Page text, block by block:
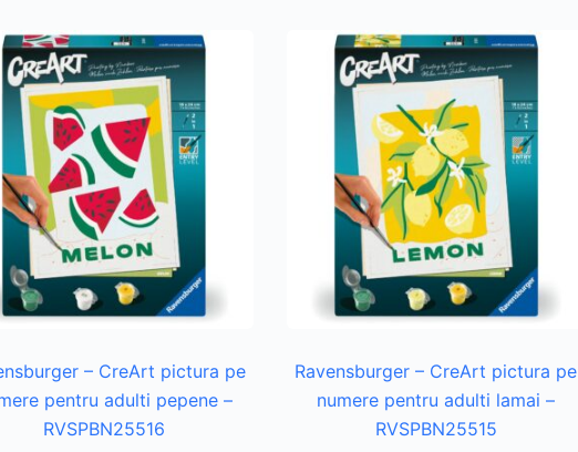
– CreArt pictura pe
pentru adulti pepene –
RVSPBN25516
Ravensburger – CreArt pictura pe
numere pentru adulti lamai –
RVSPBN25515